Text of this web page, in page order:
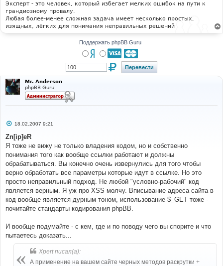
Эксперт - это человек, который избегает мелких ошибок на пути к
грандиозному провалу.
Любая более-менее сложная задача имеет несколько простых,
изящных, лёгких для понимания неправильных решений
Поддержать phpBB Guru
Mr. Anderson
phpBB Guru
С
о
б
щ
е
н
и
е
18.02.2007 9:21
Zn[ip]eR
Я тоже не вижу не только владения кодом, но и собственно
понимания того как вообще ссылки работают и должны
обрабатываться. Вы конечно очень извернулись для того чтобы
верно обработать все параметры которые идут в ссылке. Но это
просто неправильный подход. Не любой "условно-рабочий" код
является верным. Я уж про XSS молчу. Вписывание адреса сайта в
код вообще является дурным тоном, использование $_GET тоже -
почитайте стандарты кодирования phpBB.
И вообще подумайте - с кем, где и по поводу чего вы спорите и что
пытаетесь доказать...
Xpert писал(а):
А применение на вашем сайте черных методов раскрутки +